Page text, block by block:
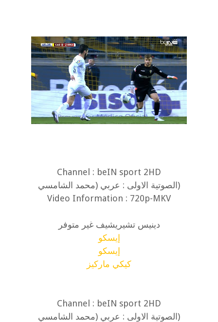
Channel : beIN sport 2HD
(الصوتية الاولى : عربي (محمد الشامسي
Video Information : 720p-MKV
دينيس تشيريشيف غير متوفر
إيسكو
إيسكو
كيكي ماركيز
Channel : beIN sport 2HD
(الصوتية الاولى : عربي (محمد الشامسي